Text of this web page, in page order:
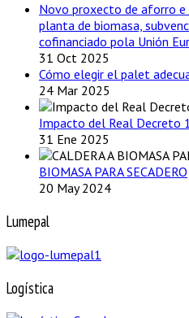
Novo proxecto de aforro e
planta de biomasa,
cofinanciado pola Unión
31 Oct 2025
Cómo elegir el palet
24 Mar 2025
Impacto del Real Decreto
31 Ene 2025
BIOMASA PARA SECADERO
20 May 2024
Lumepal
Logística